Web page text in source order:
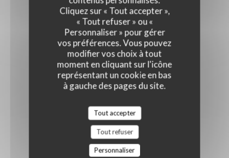
Cliquez sur « Tout accepter »,
« Tout refuser » ou «
Personnaliser » pour gérer
vos préférences. Vous pouvez
modifier vos choix à tout
moment en cliquant sur l'icône
représentant un cookie en bas
à gauche des pages du site.
Tout accepter
Tout refuser
Personnaliser